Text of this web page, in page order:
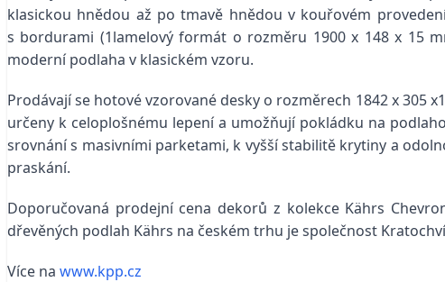
klasickou hnědou až po tmavě hnědou v kouřovém
s bordurami (1lamelový formát o rozměru 1900 x 148 x 15
moderní podlaha v klasickém vzoru.
Prodávají se hotové vzorované desky o rozměrech 1842 x 305
určeny k celoplošnému lepení a umožňují pokládku na
srovnání s masivními parketami, k vyšší stabilitě krytiny a
praskání.
Doporučovaná prodejní cena dekorů z kolekce Kährs
dřevěných podlah Kährs na českém trhu je společnost
Více na www.kpp.cz